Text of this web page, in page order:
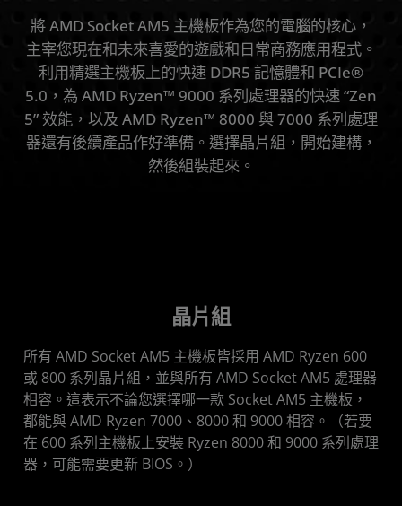
將 AMD Socket AM5 主機板作為您的電腦的核心，
主宰您現在和未來喜愛的遊戲和日常商務應用程式。
利用精選主機板上的快速 DDR5 記憶體和 PCIe®
5.0，為 AMD Ryzen™ 9000 系列處理器的快速 “Zen
5” 效能，以及 AMD Ryzen™ 8000 與 7000 系列處理
器還有後續產品作好準備。選擇晶片組，開始建構，
然後組裝起來。
晶片組
所有 AMD Socket AM5 主機板皆採用 AMD Ryzen 600
或 800 系列晶片組，並與所有 AMD Socket AM5 處理器
相容。這表示不論您選擇哪一款 Socket AM5 主機板，
都能與 AMD Ryzen 7000、8000 和 9000 相容。（若要
在 600 系列主機板上安裝 Ryzen 8000 和 9000 系列處理
器，可能需要更新 BIOS。）